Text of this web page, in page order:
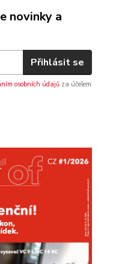
novinky a
Přihlásit se
osobních údajů za účelem